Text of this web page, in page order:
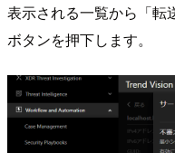
表示される一覧から「転
ボタンを押下します。